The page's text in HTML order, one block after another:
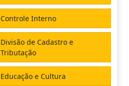
Controle Interno
Divisão de Cadastro e
Tributação
Educação e Cultura